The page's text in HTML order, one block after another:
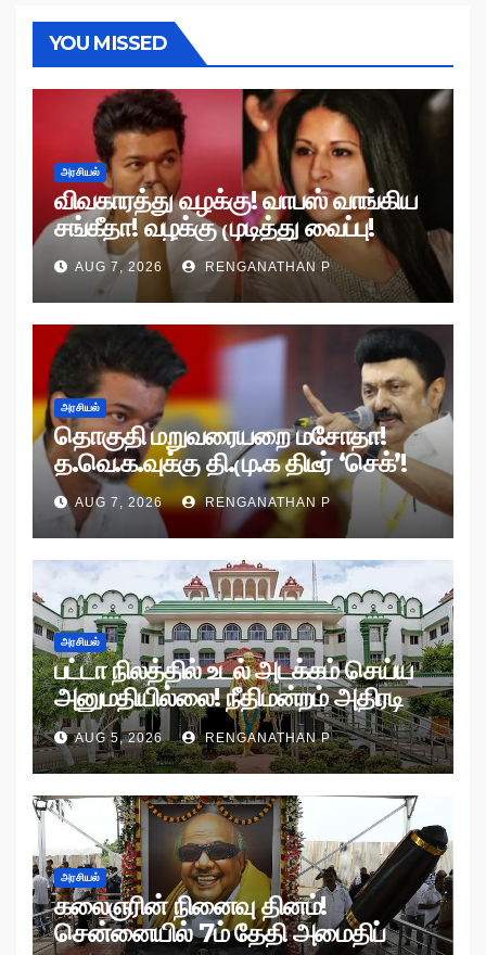
YOU MISSED
அரசியல்
விவகாரத்து வழக்கு! வாபஸ் வாங்கிய
சங்கீதா! வழக்கு முடித்து வைப்பு!
AUG 7, 2026 RENGANATHAN P
அரசியல்
தொகுதி மறுவரையறை மசோதா!
த.வெ.க.வுக்கு தி.மு.க திடீர் ‘செக்’!
AUG 7, 2026 RENGANATHAN P
அரசியல்
பட்டா நிலத்தில் உடல் அடக்கம் செய்ய
அனுமதியில்லை! நீதிமன்றம் அதிரடி
உத்தரவு!
AUG 5, 2026 RENGANATHAN P
அரசியல்
கலைஞரின் நினைவு தினம்!
சென்னையில் 7ம் தேதி அமைதிப்